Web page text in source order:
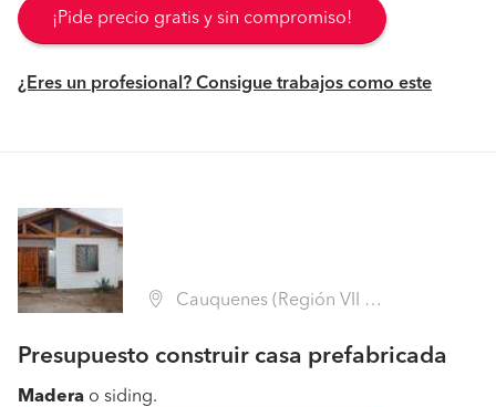
¡Pide precio gratis y sin compromiso!
¿Eres un profesional? Consigue trabajos como este
Cauquenes (Región VII Maule - Cauquenes)
Presupuesto construir casa prefabricada
Madera o siding.